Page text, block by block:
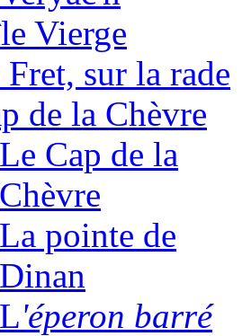
Vierge
sur la rade
de la Chèvre
Le Cap de la
Chèvre
La pointe de
Dinan
L'éperon barré